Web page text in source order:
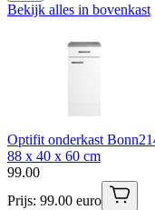
Bekijk alles in bovenkast
Optifit onderkast
88 x 40 x 60 cm
99.00
Prijs: 99.00 euro